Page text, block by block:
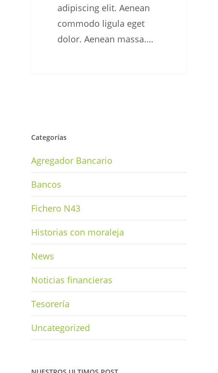
adipiscing elit. Aenean
commodo ligula eget
dolor. Aenean massa.…
Categorías
Agregador Bancario
Bancos
Fichero N43
Historias con moraleja
News
Noticias financieras
Tesorería
Uncategorized